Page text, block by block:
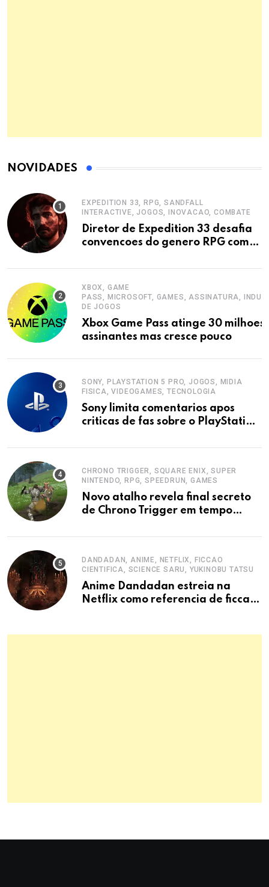
NOVIDADES
EXPEDITION 33, RPG, SANDFALL
INTERACTIVE, JOGOS, INOVACAO, COMBATE
Diretor de Expedition 33 desafia
convencoes do genero RPG com
XBOX, GAME
PASS, MICROSOFT, GAMES, ASSINATURA,
DE JOGOS
Xbox Game Pass atinge 30 milhoes
assinantes mas cresce pouco
SONY, PLAYSTATION 5 PRO, JOGOS, MIDIA
FISICA, VIDEOGAMES, TECNOLOGIA
Sony limita comentarios apos
criticas de fas sobre o PlayStation
CHRONO TRIGGER, SQUARE ENIX, SUPER
NINTENDO, RPG, SPEEDRUN, GAMES
Novo atalho revela final secreto
de Chrono Trigger em tempo
DANDADAN, ANIME, NETFLIX, FICCAO
CIENTIFICA, SCIENCE SARU, YUKINOBU TATSU
Anime Dandadan estreia na
Netflix como referencia de ficcao